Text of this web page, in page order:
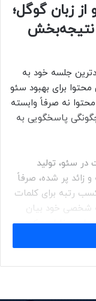
زبان گوگل؛
نتیجه‌بخش
جلسه خود به
برای بهبود سئو
نه صرفاً وابسته
پاسخگویی به
در سئو، تولید
زائد پر شده، صرفاً
رتبه برای کلمات
شخصی خود بیان
برای مخاطب یک
چه می‌خواهد،